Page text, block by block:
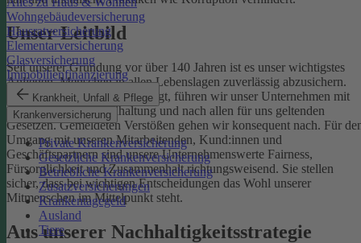
Wohngebäudeversicherung
Hausratversicherung
Elementarversicherung
Glasversicherung
Immobilienfinanzierung
Krankheit, Unfall & Pflege
Krankenversicherung
Private Krankenversicherung
Gesetzliche Krankenversicherung
Betriebliche Krankenversicherung
Zusatzversicherungen
Krankentagegeld
Ausland
Tiere
Unser Leitbild
Seit unserer Gründung vor über 140 Jahren ist es unser wichtigstes
Anliegen, Menschen in allen Lebenslagen zuverlässig abzusichern.
Damit uns das weiterhin gelingt, führen wir unser Unternehmen mit
einer ethischen Grundhaltung und nach allen für uns geltenden
Gesetzen. Gemeldeten Verstößen gehen wir konsequent nach. Für
Umgang mit unseren Mitarbeitenden, Kund:innen und
Geschäftspartnern sind unsere Unternehmenswerte Fairness,
Fürsorglichkeit und Zusammenhalt richtungsweisend. Sie stellen
sicher, dass bei wichtigen Entscheidungen das Wohl unserer
Mitmenschen im Mittelpunkt steht.
Aus unserer Nachhaltigkeitsstrategie